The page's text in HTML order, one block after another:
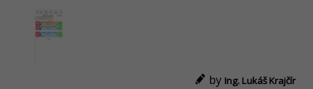
by Ing. Lukáš Krajčír